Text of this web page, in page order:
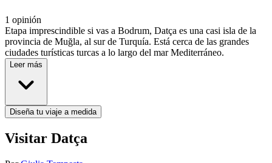
1 opinión
Etapa imprescindible si vas a Bodrum, Datça es una casi isla de la
provincia de Muğla, al sur de Turquía. Está cerca de las grandes
ciudades turísticas turcas a lo largo del mar Mediterráneo.
Leer más
Diseña tu viaje a medida
Visitar Datça